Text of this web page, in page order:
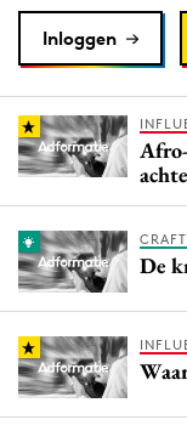
Purpose Marketing
Reputatie & crisis
Inloggen
CRAFT
De